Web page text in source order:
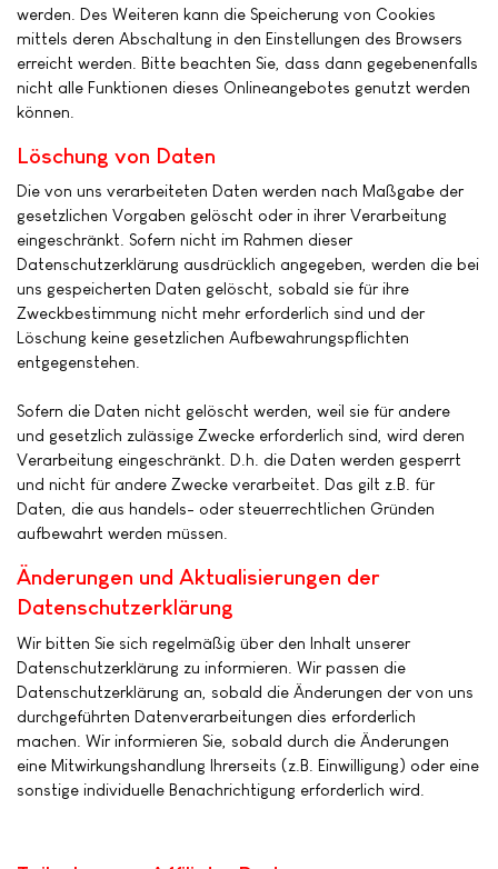
werden. Des Weiteren kann die Speicherung von Cookies
mittels deren Abschaltung in den Einstellungen des Browsers
erreicht werden. Bitte beachten Sie, dass dann gegebenenfalls
nicht alle Funktionen dieses Onlineangebotes genutzt werden
können.
Löschung von Daten
Die von uns verarbeiteten Daten werden nach Maßgabe der
gesetzlichen Vorgaben gelöscht oder in ihrer Verarbeitung
eingeschränkt. Sofern nicht im Rahmen dieser
Datenschutzerklärung ausdrücklich angegeben, werden die bei
uns gespeicherten Daten gelöscht, sobald sie für ihre
Zweckbestimmung nicht mehr erforderlich sind und der
Löschung keine gesetzlichen Aufbewahrungspflichten
entgegenstehen.
Sofern die Daten nicht gelöscht werden, weil sie für andere
und gesetzlich zulässige Zwecke erforderlich sind, wird deren
Verarbeitung eingeschränkt. D.h. die Daten werden gesperrt
und nicht für andere Zwecke verarbeitet. Das gilt z.B. für
Daten, die aus handels- oder steuerrechtlichen Gründen
aufbewahrt werden müssen.
Änderungen und Aktualisierungen der
Datenschutzerklärung
Wir bitten Sie sich regelmäßig über den Inhalt unserer
Datenschutzerklärung zu informieren. Wir passen die
Datenschutzerklärung an, sobald die Änderungen der von uns
durchgeführten Datenverarbeitungen dies erforderlich
machen. Wir informieren Sie, sobald durch die Änderungen
eine Mitwirkungshandlung Ihrerseits (z.B. Einwilligung) oder eine
sonstige individuelle Benachrichtigung erforderlich wird.